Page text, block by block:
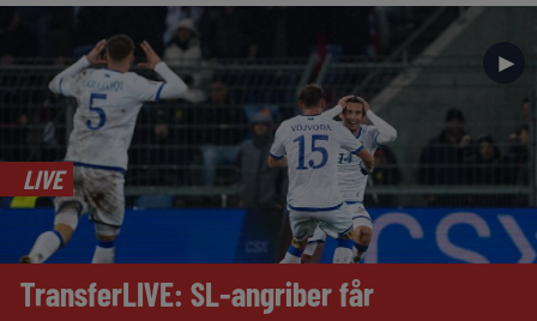
►
LIVE
TransferLIVE: SL-angriber får